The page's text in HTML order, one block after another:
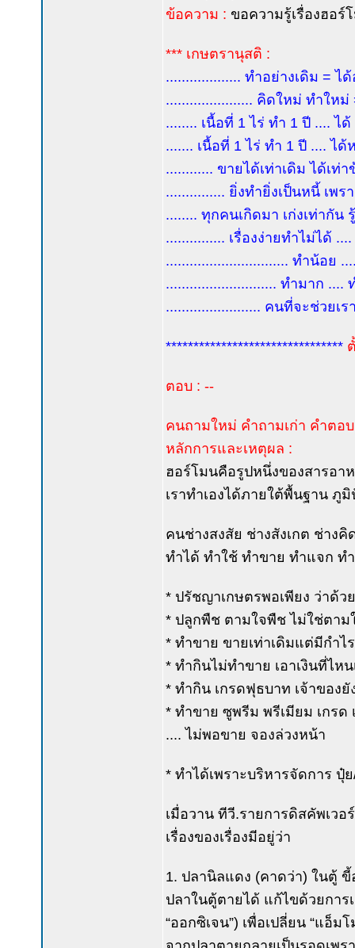
ข้อความ : ขอความรู้เรื่องฮอ
*** เกษตรานุสติ :
................... ทำอย่างเดิม = ไ
...................... คิดใหม่ ทำใหม่
........ เนื้อที่ 1 ไร่ ทำ 1 ปี .... ไ
....... เนื้อที่ 1 ไร่ ทำ 1 ปี .... ได้
............ ขายได้เท่าเดิม ได้เท่
............... ยิ่งทำยิ่งเป็นหนี้ เพ
........ ทุกคนเกิดมา เก่งเท่ากั
............... เรื่องง่ายทำไม่ได้
............................... ทำน้อย
............................ ทำมาก ....
........................ คนที่จะช่วยเ
********************************
ตอบ : --
คนถามใหม่ คำถามเก่า คำตอ
หลักการและเหตุผล :
ฮอร์โมนคือรูปหนึ่งของสารอา
เราทำเองได้ภายใต้พื้นฐาน
คนช่างสงสัย ช่างสังเกต ช่างคิ
ทำได้ ทำใช้ ทำขาย ทำแจก ท
* ปรัชญาเกษตรพอเพียง ว่าด้
* ปลูกพืช ตามใจพืช ไม่ใช่ตาม
* ทำขาย ขายเท่าเดิมแต่มีกำไ
* ทำกินไม่ทำขาย เอาเงินที่ไห
* ทำกิน เกรดฟุธบาท เจ้าของยั
* ทำขาย ซูพรีม พรีเมียม เกร
.... ไม่พอขาย จองล่วงหน้า
* ทำได้เพราะบริหารจัดการ ปุ๋
เมื่อวาน ทีวี.รายการดิสคัพเวอ
เรื่องของเรื่องมีอยู่ว่า
1. ปลานิลแดง (คาดว่า) ในตู้
ปลาในตู้ตายได้ แก้ไขด้วยการ
“ออกซิเจน”) เพื่อเปลี่ยน “แอ็ม